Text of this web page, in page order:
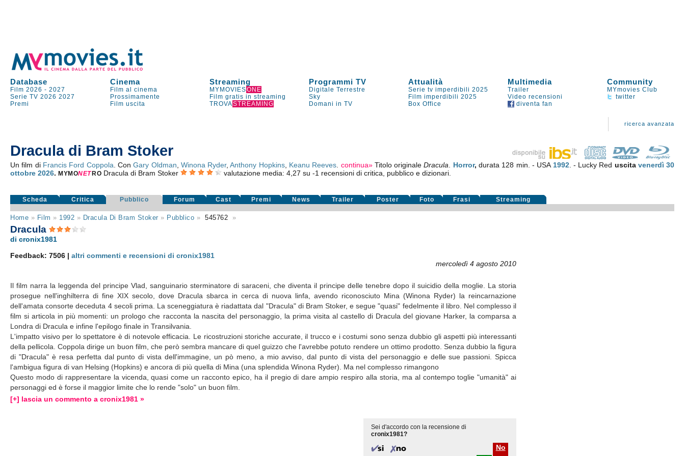
Database Cinema Streaming Programmi TV Attualità Multimedia Community
Film 2026 -2027 Film al cinema MYMOVIESONE Digitale Terrestre Serie tv imperdibili 2025 Trailer
MYmovies Club
Serie TV 2026 2027 Prossimamente Film gratis in streaming Sky Film imperdibili 2025 Video recensioni
twitter
Premi
Film uscita TROVASTREAMING Domani in TV Box Office diventa fan
ricerca avanzata
Dracula di Bram Stoker
Un film di Francis Ford Coppola . ConGary Oldman Winona Ryder,Anthony Hopkins, Keanu Reeves continua» Titolo originaleDracula Horror,durata 128 min. - USA 1992. - Lucky Red uscita venerdì 30
ottobre 2026.MYMONET RO Dracula di Bram Stoker valutazione media: 4,27 su -1 recensioni di critica, pubblico e dizionari.
Scheda Critica Pubblico Forum Cast Premi News Trailer Poster Foto Frasi Streaming
Home » Film » 1992 » Dracula Di Bram Stoker » Pubblico » 545762 »
Dracula
di cronix1981
Feedback: 7506 |altri commenti e recensioni di cronix1981
mercoledì 4 agosto 2010
Il film narra la leggenda del principe Vlad, sanguinario sterminatore di saraceni, che diventa il principe delle tenebre dopo il suicidio della moglie. La storia
prosegue nell'inghilterra di fine XIX secolo, dove Dracula sbarca in cerca di nuova linfa, avendo riconosciuto Mina (Winona Ryder) la reincarnazione
dell'amata consorte deceduta 4 secoli prima. La sceneggiatura è riadattata dal "Dracula" di Bram Stoker, e segue "quasi" fedelmente il libro. Nel complesso il
film si articola in più momenti: un prologo che racconta la nascita del personaggio, la prima visita al castello di Dracula del giovane Harker, la comparsa a
Londra di Dracula e infine l'epilogo finale in Transilvania.
L'impatto visivo per lo spettatore è di notevole efficacia. Le ricostruzioni storiche accurate, il trucco e i costumi sono senza dubbio gli aspetti più interessanti
della pellicola. Coppola dirige un buon film, che però sembra mancare di quel guizzo che l'avrebbe potuto rendere un ottimo prodotto. Senza dubbio la figura
di "Dracula" è resa perfetta dal punto di vista dell'immagine, un pò meno, a mio avviso, dal punto di vista del personaggio e delle sue passioni. Spicca
l'ambigua figura di van Helsing (Hopkins) e ancora di più quella di Mina (una splendida Winona Ryder). Ma nel complesso rimangono
Questo modo di rappresentare la vicenda, quasi come un racconto epico, ha il pregio di dare ampio respiro alla storia, ma al contempo toglie "umanità" ai
personaggi ed è forse il maggior limite che lo rende "solo" un buon film.
[+] lascia un commento a cronix1981 »
Sei d'accordo con la recensione di
cronix1981?
No